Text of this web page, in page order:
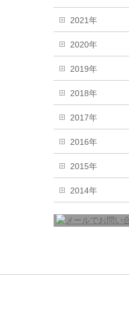
2021年
2020年
2019年
2018年
2017年
2016年
2015年
2014年